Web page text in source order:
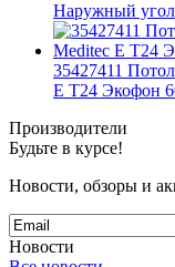
Наружный угол
35427411
Е T24 Экофон
Производители
Будьте в курсе!
Новости, обзоры и
Новости